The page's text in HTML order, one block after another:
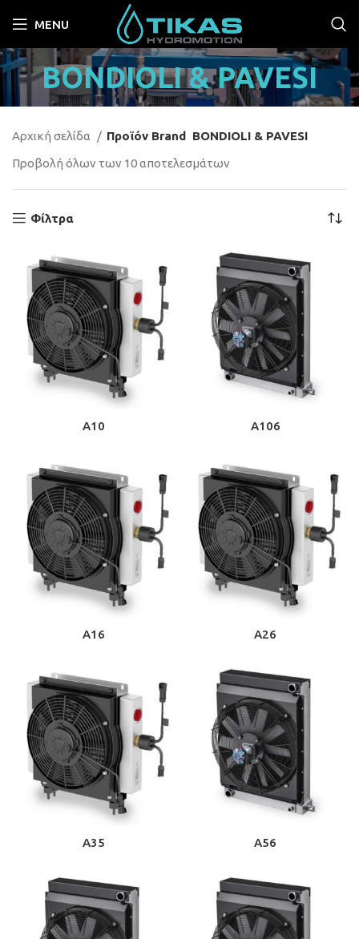
MENU
BONDIOLI & PAVESI
Αρχική σελίδα Προϊόν Brand BONDIOLI & PAVESI
Προβολή όλων των 10 αποτελεσμάτων
Φίλτρα
A10 A106
A16 A26
A35 A56